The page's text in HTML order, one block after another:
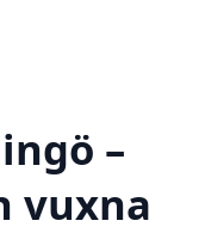
–
vuxna